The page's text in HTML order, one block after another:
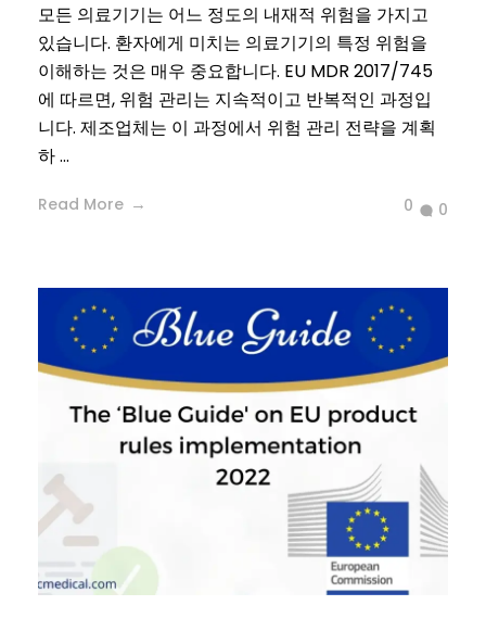
모든 의료기기는 어느 정도의 내재적 위험을 가지고
있습니다. 환자에게 미치는 의료기기의 특정 위험을
이해하는 것은 매우 중요합니다. EU MDR 2017/745
에 따르면, 위험 관리는 지속적이고 반복적인 과정입
니다. 제조업체는 이 과정에서 위험 관리 전략을 계획
하 ...
Read More 0 0